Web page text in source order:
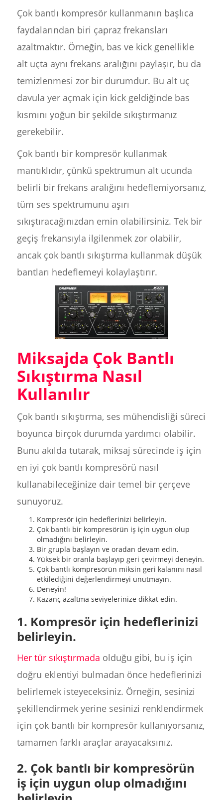
Çok bantlı kompresör kullanmanın başlıca
faydalarından biri çapraz frekansları
azaltmaktır. Örneğin, bas ve kick genellikle
alt uçta aynı frekans aralığını paylaşır, bu da
temizlenmesi zor bir durumdur. Bu alt uç
davula yer açmak için kick geldiğinde bas
kısmını yoğun bir şekilde sıkıştırmanız
gerekebilir.
Çok bantlı bir kompresör kullanmak
mantıklıdır, çünkü spektrumun alt ucunda
belirli bir frekans aralığını hedeflemiyorsanız,
tüm ses spektrumunu aşırı
sıkıştıracağınızdan emin olabilirsiniz. Tek bir
geçiş frekansıyla ilgilenmek zor olabilir,
ancak çok bantlı sıkıştırma kullanmak düşük
bantları hedeflemeyi kolaylaştırır.
Miksajda Çok Bantlı
Sıkıştırma Nasıl
Kullanılır
Çok bantlı sıkıştırma, ses mühendisliği süreci
boyunca birçok durumda yardımcı olabilir.
Bunu akılda tutarak, miksaj sürecinde iş için
en iyi çok bantlı kompresörü nasıl
kullanabileceğinize dair temel bir çerçeve
sunuyoruz.
Kompresör için hedeflerinizi belirleyin.
Çok bantlı bir kompresörün iş için uygun olup
olmadığını belirleyin.
Bir grupla başlayın ve oradan devam edin.
Yüksek bir oranla başlayıp geri çevirmeyi deneyin.
Çok bantlı kompresörün miksin geri kalanını nasıl
etkilediğini değerlendirmeyi unutmayın.
Deneyin!
Kazanç azaltma seviyelerinize dikkat edin.
1. Kompresör için hedeflerinizi
belirleyin.
Her tür sıkıştırmada olduğu gibi, bu iş için
doğru eklentiyi bulmadan önce hedeflerinizi
belirlemek isteyeceksiniz. Örneğin, sesinizi
şekillendirmek yerine sesinizi renklendirmek
için çok bantlı bir kompresör kullanıyorsanız,
tamamen farklı araçlar arayacaksınız.
2. Çok bantlı bir kompresörün
iş için uygun olup olmadığını